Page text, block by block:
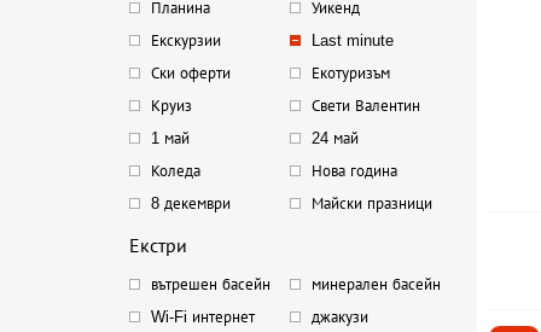
Планина
Уикенд
Екскурзии
Last minute
Ски оферти
Екотуризъм
Круиз
Свети Валентин
1 май
24 май
Коледа
Нова година
8 декември
Майски празници
Екстри
вътрешен басейн
минерален басейн
Wi-Fi интернет
джакузи